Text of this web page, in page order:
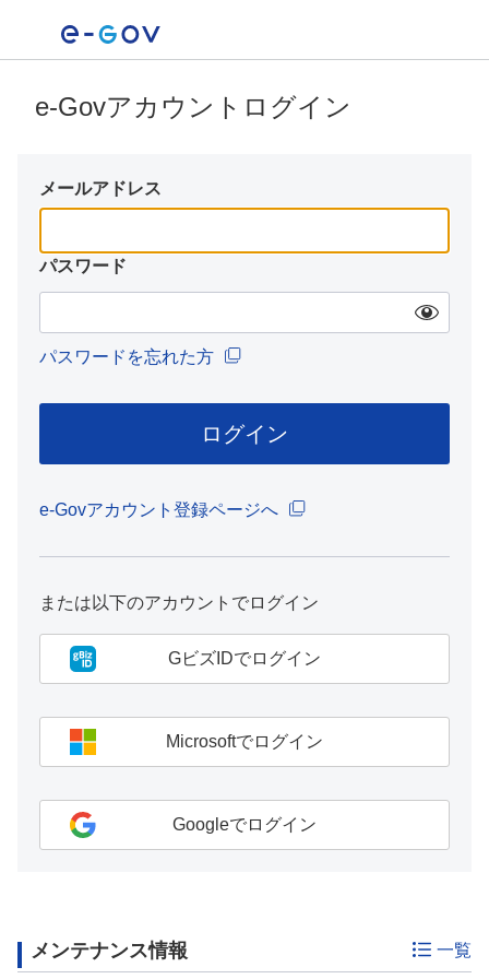
e-Govアカウントログイン
メールアドレス
パスワード
パスワードを忘れた方
e-Govアカウント登録ページへ
または以下のアカウントでログイン
GビズIDでログイン
Microsoftでログイン
Googleでログイン
メンテナンス情報 一覧